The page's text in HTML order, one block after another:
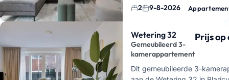
een lichte woonkamer met
2 9-8-2026
Wetering 32
Gemeubileerd 3-
kamerappartement
Prijs
Dit gemeubileerde 3-